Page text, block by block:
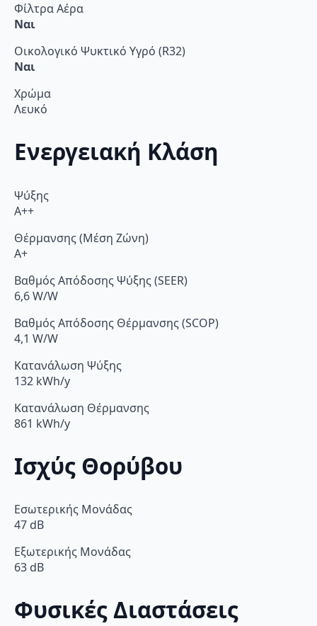
Φίλτρα Αέρα
Ναι
Οικολογικό Ψυκτικό Υγρό (R32)
Ναι
Χρώμα
Λευκό
Ενεργειακή Κλάση
Ψύξης
A++
Θέρμανσης (Μέση Ζώνη)
A+
Βαθμός Απόδοσης Ψύξης (SEER)
6,6 W/W
Βαθμός Απόδοσης Θέρμανσης (SCOP)
4,1 W/W
Κατανάλωση Ψύξης
132 kWh/y
Κατανάλωση Θέρμανσης
861 kWh/y
Ισχύς Θορύβου
Εσωτερικής Μονάδας
47 dB
Εξωτερικής Μονάδας
63 dB
Φυσικές Διαστάσεις